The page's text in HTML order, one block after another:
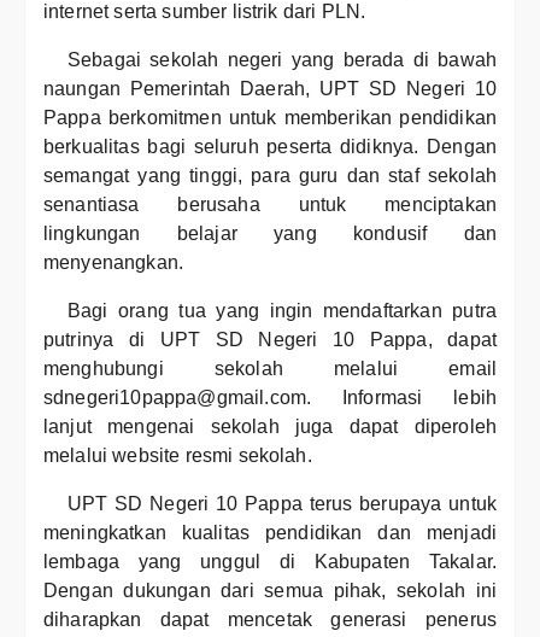
internet serta sumber listrik dari PLN.
Sebagai sekolah negeri yang berada di bawah
naungan Pemerintah Daerah, UPT SD Negeri 10
Pappa berkomitmen untuk memberikan pendidikan
berkualitas bagi seluruh peserta didiknya. Dengan
semangat yang tinggi, para guru dan staf sekolah
senantiasa berusaha untuk menciptakan
lingkungan belajar yang kondusif dan
menyenangkan.
Bagi orang tua yang ingin mendaftarkan putra
putrinya di UPT SD Negeri 10 Pappa, dapat
menghubungi sekolah melalui email
sdnegeri10pappa@gmail.com. Informasi lebih
lanjut mengenai sekolah juga dapat diperoleh
melalui website resmi sekolah.
UPT SD Negeri 10 Pappa terus berupaya untuk
meningkatkan kualitas pendidikan dan menjadi
lembaga yang unggul di Kabupaten Takalar.
Dengan dukungan dari semua pihak, sekolah ini
diharapkan dapat mencetak generasi penerus